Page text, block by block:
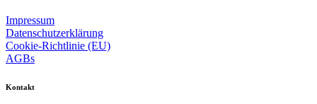
Impressum
Datenschutzerklärung
Cookie-Richtlinie (EU)
AGBs
Kontakt